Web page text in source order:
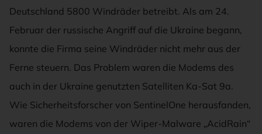
Deutschland 5800 Windräder betreibt. Als am 24.
Februar der russische Angriff auf die Ukraine begann,
konnte die Firma seine Windräder nicht mehr aus der
Ferne steuern. Das Problem waren die Modems des
auch in der Ukraine genutzten Satelliten Ka-Sat 9a.
Wie Sicherheitsforscher von SentinelOne herausfanden,
waren die Modems von der Wiper-Malware „AcidRain“